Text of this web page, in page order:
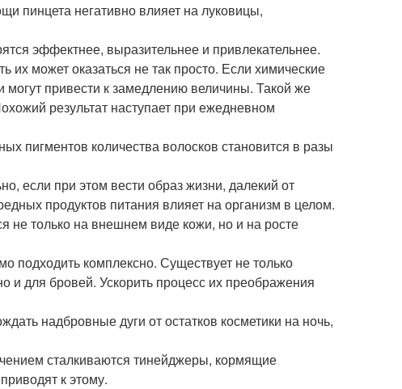
пинцета негативно влияет на луковицы,
эффектнее, выразительнее и привлекательнее.
может оказаться не так просто. Если химические
могут привести к замедлению величины. Такой же
результат наступает при ежедневном
пигментов количества волосков становится в разы
если при этом вести образ жизни, далекий от
продуктов питания влияет на организм в целом.
не только на внешнем виде кожи, но и на росте
подходить комплексно. Существует не только
и для бровей. Ускорить процесс их преображения
надбровные дуги от остатков косметики на ночь,
сталкиваются тинейджеры, кормящие
к этому.